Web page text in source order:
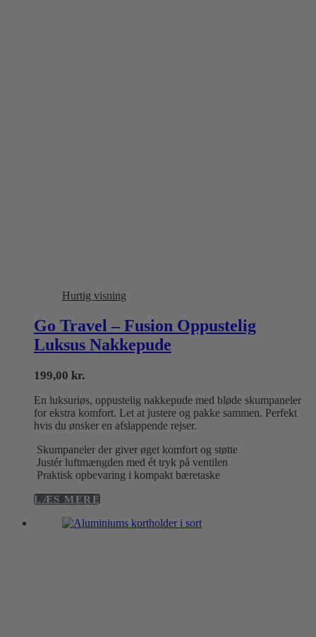
Hurtig visning
Go Travel – Fusion Oppustelig
Luksus Nakkepude
199,00 kr.
En luksuriøs, oppustelig nakkepude med bløde skumpaneler
for ekstra komfort. Let at justere og pakke sammen. Perfekt
hvis du ønsker en afslappende rejser.
Skumpaneler der giver øget komfort og støtte
Justér luftmængden med ét tryk på ventilen
Praktisk opbevaring i kompakt bæretaske
LÆS MERE